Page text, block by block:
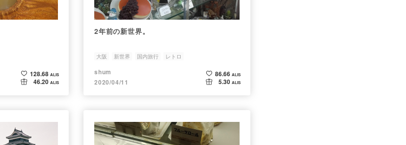
128.68 ALIS
46.20 ALIS
2年前の新世界。
大阪 新世界 国内旅行 レトロ
shum
2020/04/11
86.66 ALIS
5.30 ALIS